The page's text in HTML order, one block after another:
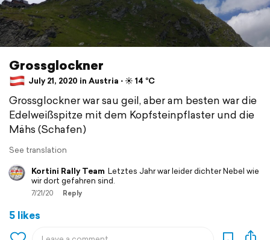
Grossglockner
July 21, 2020 in Austria ⋅ ☀️ 14 °C
Grossglockner war sau geil, aber am besten war die
Edelweißspitze mit dem Kopfsteinpflaster und die
Mähs (Schafen)
See translation
Kortini Rally Team Letztes Jahr war leider dichter Nebel wie
wir dort gefahren sind.
7/21/20 Reply
5 likes